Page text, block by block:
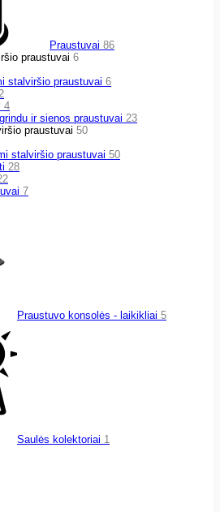
Praustuvai 86
praustuvai 6
stalviršio praustuvai 6
4
ir sienos praustuvai 23
praustuvai 50
stalviršio praustuvai 50
28
7
Praustuvo konsolės - laikikliai 5
Saulės kolektoriai 1